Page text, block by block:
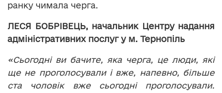
ранку чимала черга.
ЛЕСЯ БОБРІВЕЦЬ, начальник Центру надання
адміністративних послуг у м. Тернопіль
«Сьогодні ви бачите, яка черга, це люди, які
ще не проголосували і вже, напевно, більше
ста чоловік вже сьогодні проголосували.